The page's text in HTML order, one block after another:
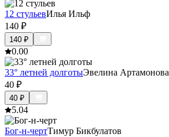
12 стульевИлья Ильф
140 ₽
140 ₽
0.00
33° летней долготыЭвелина Артамонова
40 ₽
40 ₽
5.04
Бог-н-чертТимур Бикбулатов